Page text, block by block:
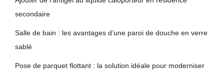
secondaire
Salle de bain : les avantages d’une paroi de douche en verre
sablé
Pose de parquet flottant : la solution idéale pour moderniser